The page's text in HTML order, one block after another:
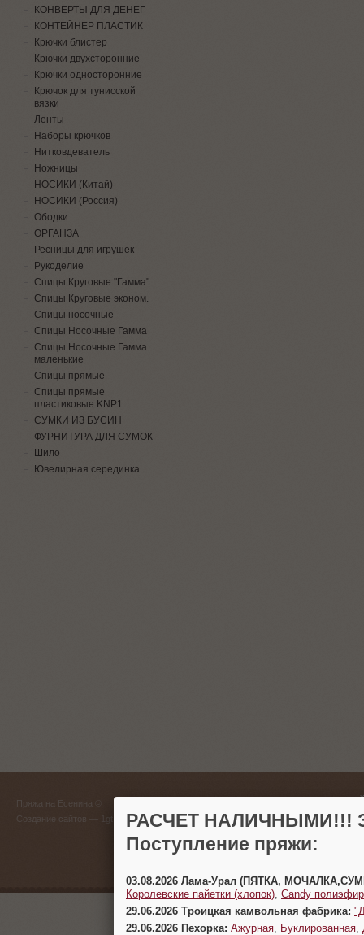
КОНВЕРТЫ ДЛЯ ДЕНЕГ
КОНТЕЙНЕР ПЛАСТИК
Крючки блистер
Крючки двухсторонние
Крючки односторонние
Крючок для тунисской
вязки
Ленты
Наборы крючков
Нитковдеватель
Ножницы
НОСИКИ (Китай)
НОСИКИ (Россия)
Ободки
ОРГАНЗА
Ресницы для игрушек
Рукоделие
Спицы Круговые "Гамма"
Спицы Круговые эконом.
Спицы носочные
Спицы Носочные Гамма
Спицы Носочные Гамма
маленькие
Спицы прямые
Спицы прямые
пластиковые KNP1
СУМКИ ИЗ БУСИН
ФУРНИТУРА ДЛЯ СУМОК
Шило
Ювелирная серединка
Пряжа на Есенина ©
Создание сайтов
(383)
г.
РАСЧЕТ НАЛИЧНЫМИ!!!
Поступление пряжи:
03.08.2026 Лама-Урал (ПЯТКА,
Королевские пайетки (хлопок) Candy
29.06.2026 Троицкая камвольная фабрика:
29.06.2026 Пехорка: Ажурная Буклированная